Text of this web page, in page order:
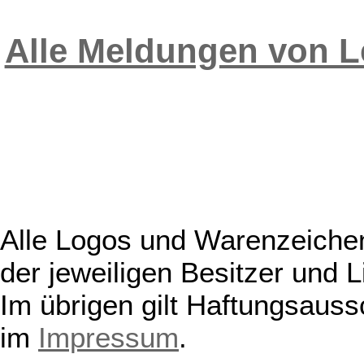
Alle Meldungen von
Alle Logos und
der jeweiligen Besitzer und
Im übrigen gilt
im Impressum.